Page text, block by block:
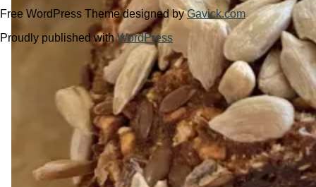
Free WordPress Theme designed byGavick.com
Proudly published withWordPress